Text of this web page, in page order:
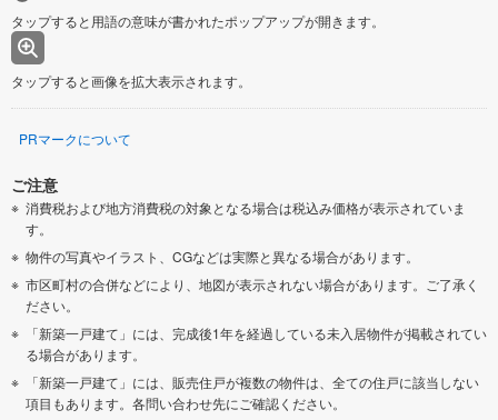
タップすると用語の意味が書かれたポップアップが開きます。
タップすると画像を拡大表示されます。
PRマークについて
ご注意
消費税および地方消費税の対象となる場合は税込み価格が表示されていま
す。
物件の写真やイラスト、CGなどは実際と異なる場合があります。
市区町村の合併などにより、地図が表示されない場合があります。ご了承く
ださい。
「新築一戸建て」には、完成後1年を経過している未入居物件が掲載されてい
る場合があります。
「新築一戸建て」には、販売住戸が複数の物件は、全ての住戸に該当しない
項目もあります。各問い合わせ先にご確認ください。